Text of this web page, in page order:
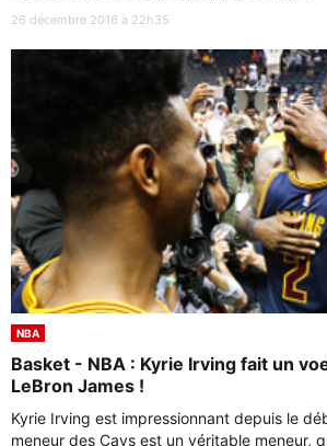
26 décembre 2016 à 22h35
NBA
Basket - NBA : Kyrie Irving fait un
LeBron James !
Kyrie Irving est impressionnant depuis le
meneur des Cavs est un véritable meneur,